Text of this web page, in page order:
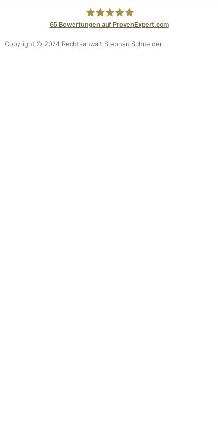
RA Stephan Schneider
65Bewertungen auf ProvenExpert.com
Copyright © 2024 Rechtsanwalt Stephan Schneider